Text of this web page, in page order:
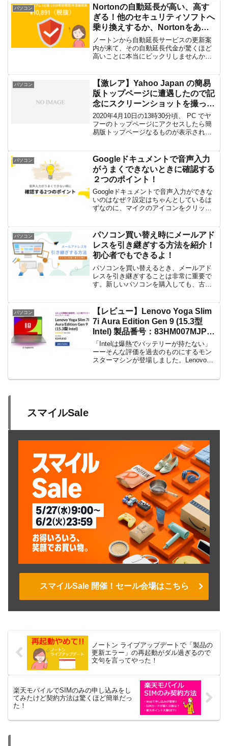
パソコン
Nortonの自動延長が高い、高す
ぎる！他のセキュリティソフトへ
乗り換えするか、Nortonをある
方法で安く更新するか？
ノートンから自動延長サービスの更新案
内が来て、その自動延長代金が驚くほど
高いことに本当にビックリしませんか？
乗り換えしようかな～？とか、いろいろ
検討してはみるけど、なか...
パソコン
【激レア】Yahoo Japan の簡易
版トップページに遭遇したので記
念にスクリーンショットを撮って
みた！
2020年4月10日の13時30分頃、 PC でヤ
フーのトップページにアクセスしたら簡
易版トップページなるものが表示されま
ました。シンプルで凄く良い！ちなみ
に、今の Y...
パソコン
Googleドキュメントで音声入力
がうまくできないときに確認する
２つのポイント！
Googleドキュメントで音声入力ができな
いのはなぜ？設定はちゃんとしているは
ずなのに、マイクのアイコンをクリック
す。Googleドキュメントで音声入力がき
ないときの確認...
パソコン
パソコン買い替え時にメールアド
レスを引き継ぎする方法を紹介！
初心者でもできるよ！
パソコンを買い替えるとき、メールアド
レスを引き継ぎすることは非常に重要で
す。新しいパソコンを購入しても、古い
では、パソコン買い替え時にメールアド
レスを引き継ぐ方法をご紹...
パソコン
【レビュー】Lenovo Yoga Slim
7i Aura Edition Gen 9 (15.3型
Intel) 製品番号：83HM007MJP
はLunar Lake搭載の完成形。
32GBメモリ標準でクリエイター
必携の一台か？
「Intelは爆熱でバッテリーが持たない」
ーーそんな評価を過去のものにするモン
スターマシンが登場しました。Lenovoの
スマイルSale
スマイルSale 開催！セール会場はこちら
ノートン ライブアップデートで「製品の
更新エラー」の再起動がダル過ぎるので
文句を言ってやった！
楽天モバイルでSIMのみの申し込みをし
てみたけど契約方法は驚くほど簡単だっ
た！